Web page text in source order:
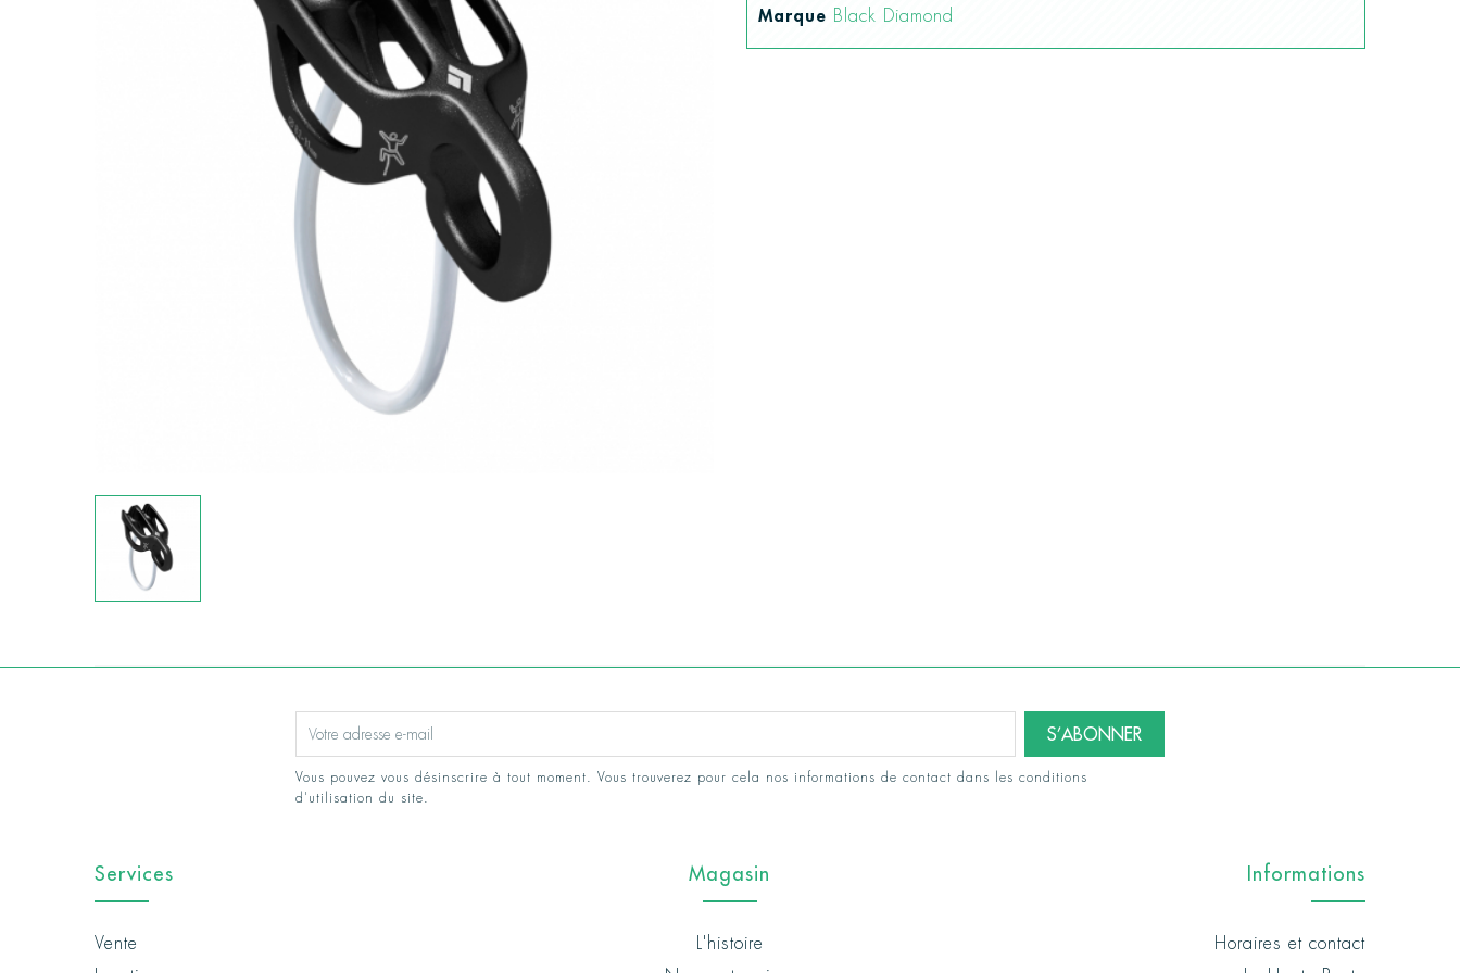
Marque Black Diamond
Vous pouvez vous désinscrire à tout moment. Vous trouverez pour cela nos informations de contact dans les conditions
d'utilisation du site.
Services
Vente
Magasin
L'histoire
Informations
Horaires et contact